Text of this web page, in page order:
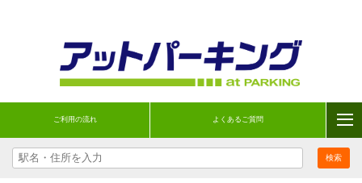
ご利用の流れ よくあるご質問